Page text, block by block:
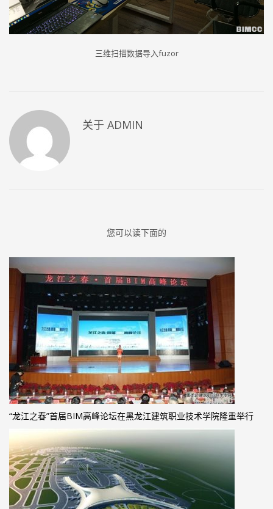
三维扫描数据导入fuzor
关于 ADMIN
您可以读下面的
“龙江之春”首届BIM高峰论坛在黑龙江建筑职业技术学院隆重举行